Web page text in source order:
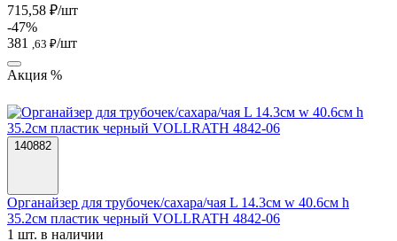
715,58 ₽/шт
-47%
381
,63 ₽/шт
Акция %
140882
Органайзер для трубочек/сахара/чая L 14.3см w 40.6см h
35.2см пластик черный VOLLRATH 4842-06
1 шт. в наличии